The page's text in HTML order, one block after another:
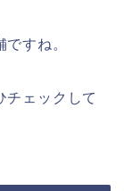
すね。
チェックして